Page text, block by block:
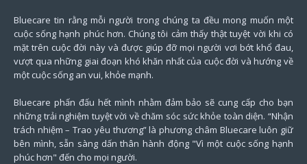
Bluecare tin rằng mỗi người trong chúng ta đều mong muốn một
cuộc sống hạnh phúc hơn. Chúng tôi cảm thấy thật tuyệt vời khi có
mặt trên cuộc đời này và được giúp đỡ mọi người vơi bớt khổ đau,
vượt qua những giai đoạn khó khăn nhất của cuộc đời và hướng về
một cuộc sống an vui, khỏe mạnh.
Bluecare phấn đấu hết mình nhằm đảm bảo sẽ cung cấp cho bạn
những trải nghiệm tuyệt vời về chăm sóc sức khỏe toàn diện. “Nhận
trách nhiệm – Trao yêu thương” là phương châm Bluecare luôn giữ
bên mình, sẵn sàng dấn thân hành động "Vì một cuộc sống hạnh
phúc hơn" đến cho mọi người.